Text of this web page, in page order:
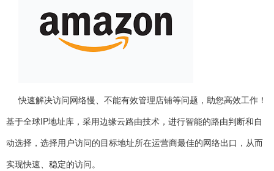
快速解决访问网络慢、不能有效管理店铺等问题，助您高效工作！
基于全球IP地址库，采用边缘云路由技术，进行智能的路由判断和自
动选择，选择用户访问的目标地址所在运营商最佳的网络出口，从而
实现快速、稳定的访问。